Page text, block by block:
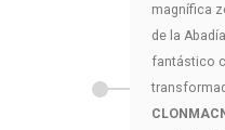
magnífica
de la
fantástico